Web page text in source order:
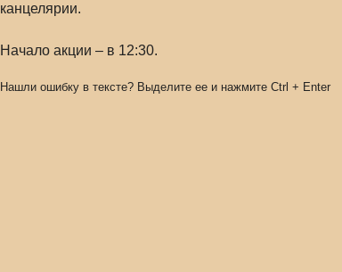
канцелярии.
Начало акции – в 12:30.
Нашли ошибку в тексте? Выделите ее и нажмите Ctrl + Enter